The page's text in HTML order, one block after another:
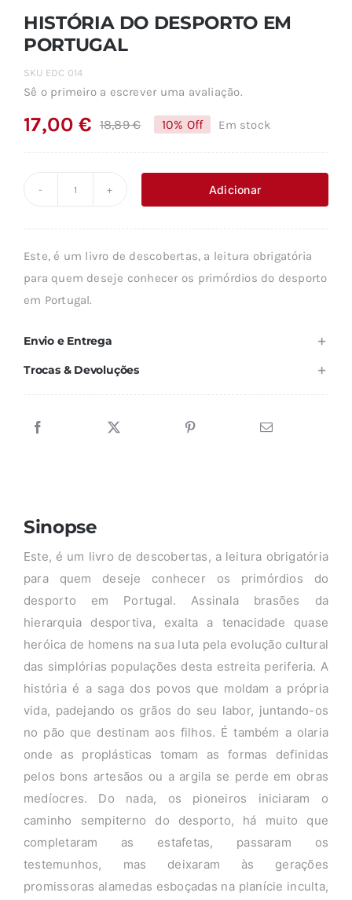
HISTÓRIA DO DESPORTO EM
PORTUGAL
SKU EDC 014
Sê o primeiro a escrever uma avaliação.
18,89€O
original
era:
17,00€
O
é:
10% Off Em stock
DESPORTO
EM
Adicionar
Este, é um livro de descobertas, a leitura obrigatória
para quem deseje conhecer os primórdios do desporto
em Portugal.
Envio e Entrega
Trocas & Devoluções
Sinopse
Este, é um livro de descobertas, a leitura obrigatória
para quem deseje conhecer os primórdios do
desporto em Portugal. Assinala brasões da
hierarquia desportiva, exalta a tenacidade quase
heróica de homens na sua luta pela evolução cultural
das simplórias populações desta estreita periferia. A
história é a saga dos povos que moldam a própria
vida, padejando os grãos do seu labor, juntando-os
no pão que destinam aos filhos. É também a olaria
onde as proplásticas tomam as formas definidas
pelos bons artesãos ou a argila se perde em obras
medíocres. Do nada, os pioneiros iniciaram o
caminho sempiterno do desporto, há muito que
completaram as estafetas, passaram os
testemunhos, mas deixaram às gerações
promissoras alamedas esboçadas na planície inculta,